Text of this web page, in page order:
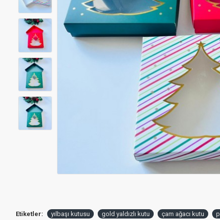
Etiketler: yılbaşı kutusu gold yaldızlı kutu çam ağacı kutu